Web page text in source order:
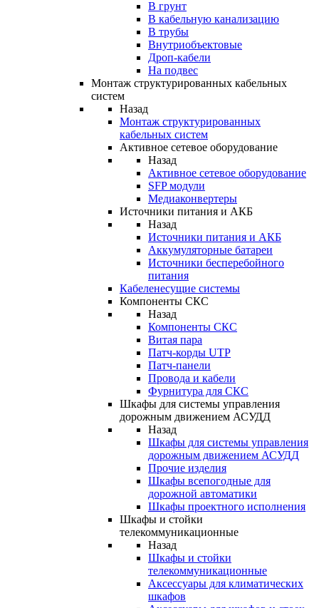
В грунт
В кабельную канализацию
В трубы
Внутриобъектовые
Дроп-кабели
На подвес
Монтаж структурированных кабельных
систем
Назад
Монтаж структурированных
кабельных систем
Активное сетевое оборудование
Назад
Активное сетевое оборудование
SFP модули
Медиаконвертеры
Источники питания и АКБ
Назад
Источники питания и АКБ
Аккумуляторные батареи
Источники бесперебойного
питания
Кабеленесущие системы
Компоненты СКС
Назад
Компоненты СКС
Витая пара
Патч-корды UTP
Патч-панели
Провода и кабели
Фурнитура для СКС
Шкафы для системы управления
дорожным движением АСУДД
Назад
Шкафы для системы управления
дорожным движением АСУДД
Прочие изделия
Шкафы всепогодные для
дорожной автоматики
Шкафы проектного исполнения
Шкафы и стойки
телекоммуникационные
Назад
Шкафы и стойки
телекоммуникационные
Аксессуары для климатических
шкафов